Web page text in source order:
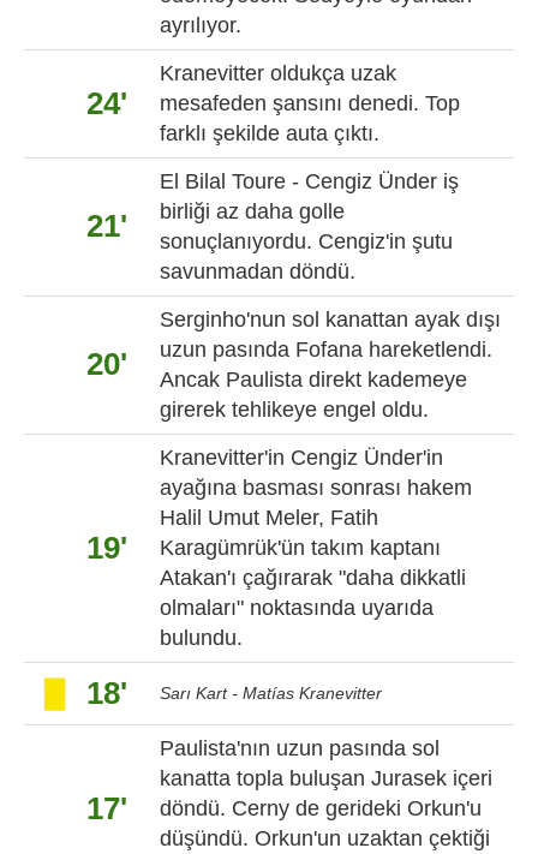
ayrılıyor.
24'
Kranevitter oldukça uzak
mesafeden şansını denedi. Top
farklı şekilde auta çıktı.
21'
El Bilal Toure - Cengiz Ünder iş
birliği az daha golle
sonuçlanıyordu. Cengiz'in şutu
savunmadan döndü.
20'
Serginho'nun sol kanattan ayak dışı
uzun pasında Fofana hareketlendi.
Ancak Paulista direkt kademeye
girerek tehlikeye engel oldu.
19'
Kranevitter'in Cengiz Ünder'in
ayağına basması sonrası hakem
Halil Umut Meler, Fatih
Karagümrük'ün takım kaptanı
Atakan'ı çağırarak "daha dikkatli
olmaları" noktasında uyarıda
bulundu.
18' Sarı Kart - Matías Kranevitter
17'
Paulista'nın uzun pasında sol
kanatta topla buluşan Jurasek içeri
döndü. Cerny de gerideki Orkun'u
düşündü. Orkun'un uzaktan çektiği